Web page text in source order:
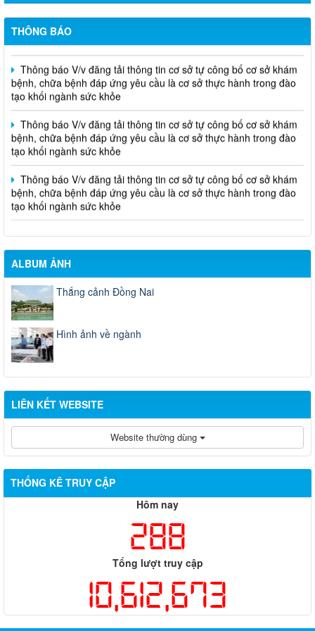
THÔNG BÁO
THÔNG CÁO BÁO CHÍ Văn bản quy phạm pháp luật do Ủy ban
nhân dân thành phố ban hành trong lĩnh vực Y tế
Thông báo V/v đăng tải thông tin cơ sở tự công bố cơ sở khám
bệnh, chữa bệnh đáp ứng yêu cầu là cơ sở thực hành trong đào
tạo khối ngành sức khỏe
Thông báo V/v đăng tải thông tin cơ sở tự công bố cơ sở khám
bệnh, chữa bệnh đáp ứng yêu cầu là cơ sở thực hành trong đào
tạo khối ngành sức khỏe
Thông báo V/v đăng tải thông tin cơ sở tự công bố cơ sở khám
bệnh, chữa bệnh đáp ứng yêu cầu là cơ sở thực hành trong đào
tạo khối ngành sức khỏe
ALBUM ẢNH
Thắng cảnh Đồng Nai
Hình ảnh về ngành
LIÊN KẾT WEBSITE
Website thường dùng
THỐNG KÊ TRUY CẬP
Hôm nay
288
Tổng lượt truy cập
10,612,673